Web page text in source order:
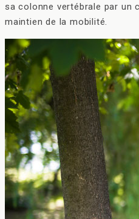
sa colonne vertébrale par un
maintien de la mobilité.